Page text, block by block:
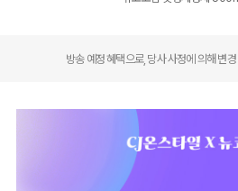
방송 예정 혜택으로, 당사 사정에 의해 변